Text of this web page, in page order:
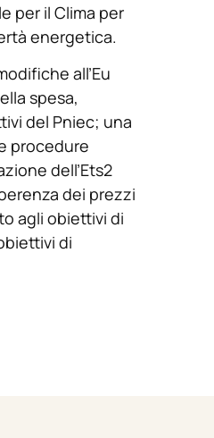
per il Clima per
energetica.
all’Eu
spesa,
del Pniec; una
procedure
dell’Ets2
dei prezzi
agli obiettivi di
di